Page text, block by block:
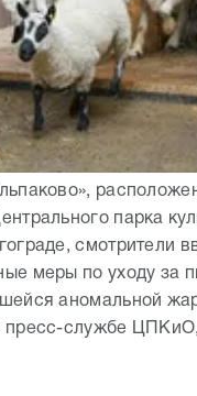
парка
смотрители
меры по уходу за
аномальной
пресс-службе